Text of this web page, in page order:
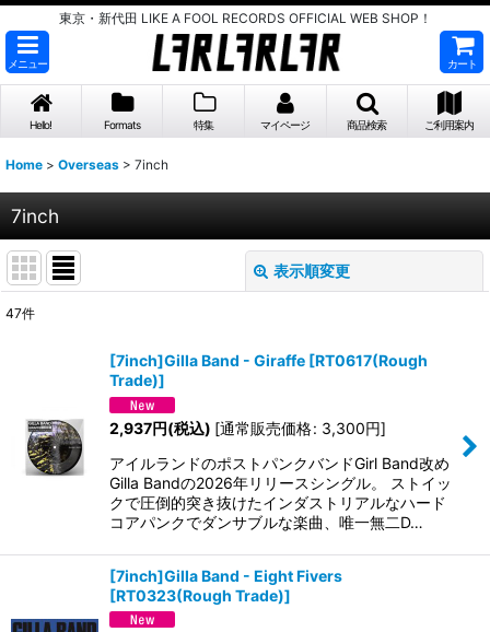
東京・新代田 LIKE A FOOL RECORDS OFFICIAL WEB SHOP！
メニュー カート
Hello! Formats 特集 マイページ 商品検索 ご利用案内
Home > Overseas > 7inch
7inch
表示順変更
47件
[7inch]Gilla Band - Giraffe [RT0617(Rough
Trade)]
2,937円(税込) [通常販売価格: 3,300円]
アイルランドのポストパンクバンドGirl Band改め
Gilla Bandの2026年リリースシングル。 ストイッ
クで圧倒的突き抜けたインダストリアルなハード
コアパンクでダンサブルな楽曲、唯一無二D…
[7inch]Gilla Band - Eight Fivers
[RT0323(Rough Trade)]